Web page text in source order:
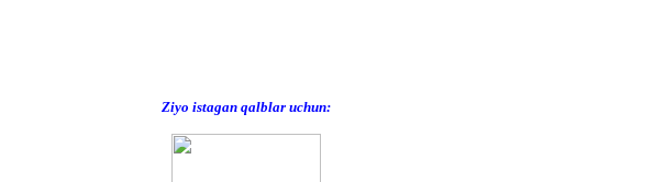
Ziyo istagan qalblar uchun: